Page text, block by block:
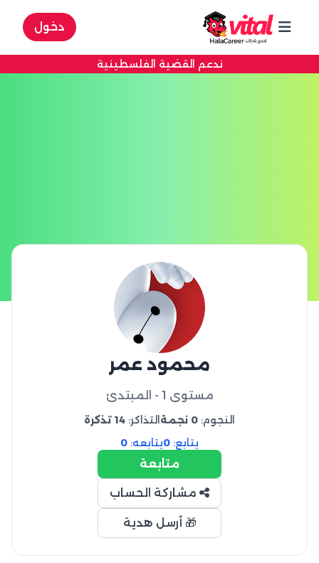
دخول
ندعم القضية الفلسطينية
محمود عمر
مستوى 1 - المبتدئ
النجوم: 0 نجمة التذاكر: 14 تذكرة
يتابع: 0يتابعه: 0
متابعة
مشاركة الحساب
🎁 أرسل هدية